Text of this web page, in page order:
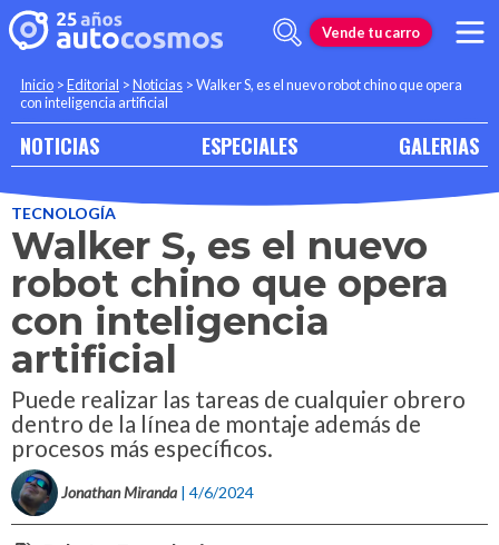
Vende tu carro
Inicio >Editorial >Noticias >Walker S, es el nuevo robot chino que opera
con inteligencia artificial
NOTICIAS ESPECIALES GALERIAS
TECNOLOGÍA
Walker S, es el nuevo
robot chino que opera
con inteligencia
artificial
Puede realizar las tareas de cualquier obrero
dentro de la línea de montaje además de
procesos más específicos.
Jonathan Miranda | 4/6/2024